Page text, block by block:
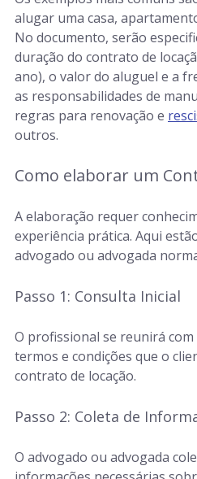
alugar uma casa,
No documento, serão
duração do contrato de
ano), o valor do aluguel e a
as responsabilidades de
regras para renovação e
outros.
Como elaborar um
A elaboração requer
experiência prática. Aqui
advogado ou advogada
Passo 1: Consulta Inicial
O profissional se reunirá
termos e condições que o
contrato de locação.
Passo 2: Coleta de
O advogado ou advogada